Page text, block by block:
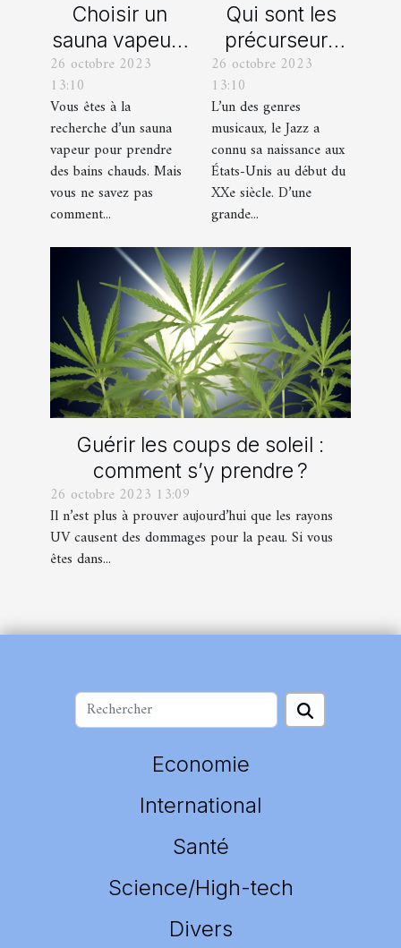
Choisir un
sauna vapeur :
comment s’y
prendre ?
26 octobre 2023
13:10
Vous êtes à la
recherche d’un sauna
vapeur pour prendre
des bains chauds. Mais
vous ne savez pas
comment...
Qui sont les
précurseurs
du JAZZ ?
26 octobre 2023
13:10
L’un des genres
musicaux, le Jazz a
connu sa naissance aux
États-Unis au début du
XXe siècle. D’une
grande...
Guérir les coups de soleil :
comment s’y prendre ?
26 octobre 2023 13:09
Il n’est plus à prouver aujourd’hui que les rayons
UV causent des dommages pour la peau. Si vous
êtes dans...
Economie
International
Santé
Science/High-tech
Divers